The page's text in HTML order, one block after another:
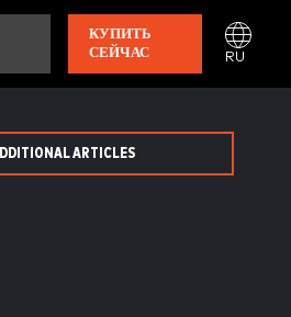
КУПИТЬ
СЕЙЧАС
RU
ARTICLES